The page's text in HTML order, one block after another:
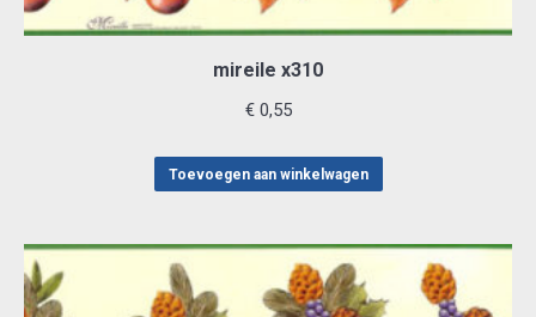
mireile x310
€0,55
Toevoegen aan winkelwagen